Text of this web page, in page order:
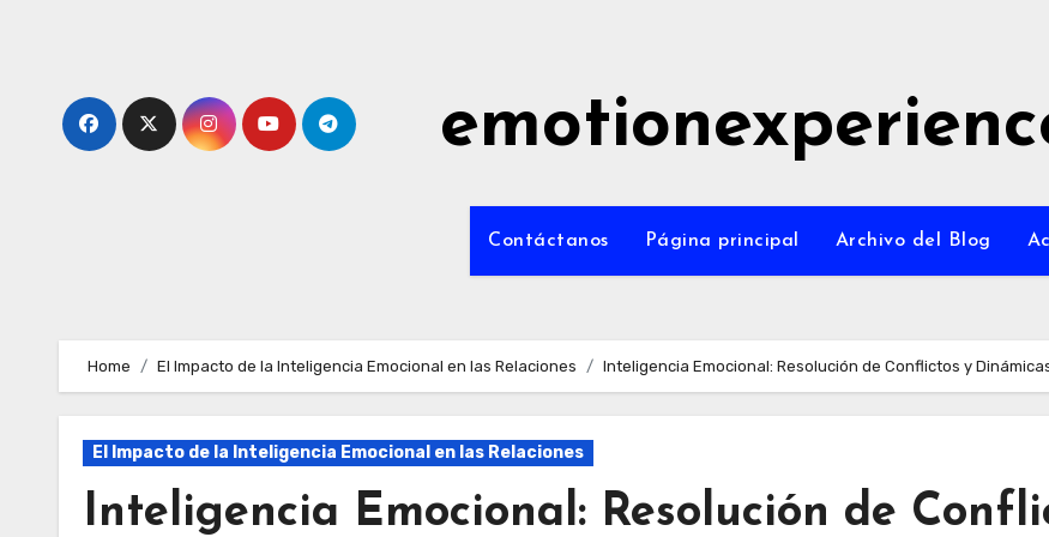
Contáctanos Página principal Archivo del Blog
Home El Impacto de la Inteligencia Emocional en las Relaciones Inteligencia Emocional: Resolución de Conflictos y
El Impacto de la Inteligencia Emocional en las Relaciones
Inteligencia Emocional: Resolución de